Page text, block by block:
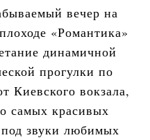
вечер на
«Романтика»
динамичной
прогулки по
Киевского вокзала,
самых красивых
звуки любимых